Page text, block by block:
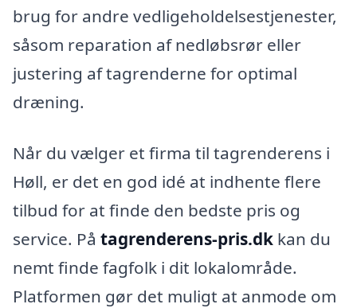
brug for andre vedligeholdelsestjenester,
såsom reparation af nedløbsrør eller
justering af tagrenderne for optimal
dræning.
Når du vælger et firma til tagrenderens i
Høll, er det en god idé at indhente flere
tilbud for at finde den bedste pris og
service. På tagrenderens-pris.dk kan du
nemt finde fagfolk i dit lokalområde.
Platformen gør det muligt at anmode om